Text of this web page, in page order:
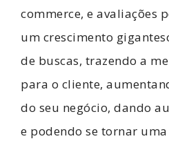
commerce, e avaliações
um crescimento
de buscas, trazendo a
para o cliente,
do seu negócio, dando
e podendo se tornar